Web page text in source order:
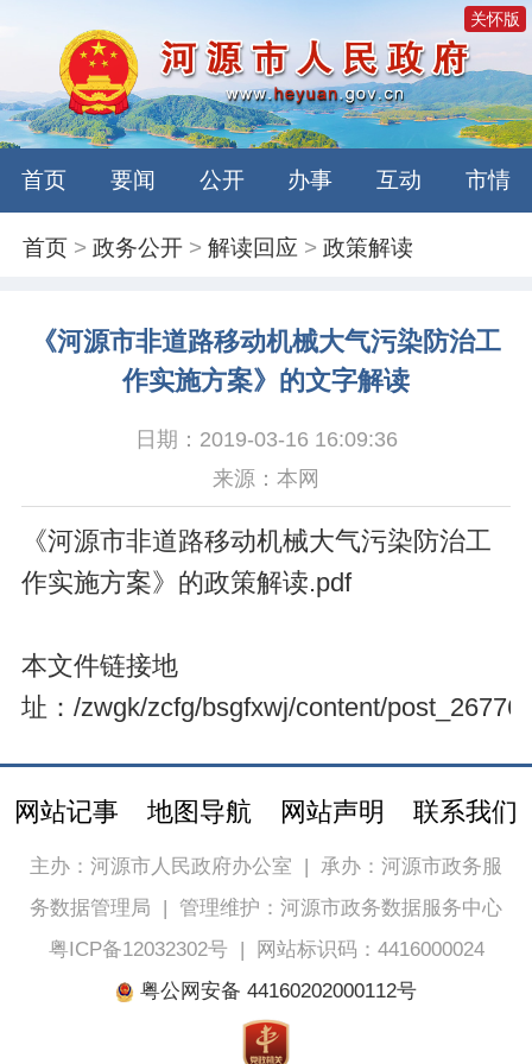
关怀版
首页 要闻 公开 办事 互动 市情
首页 >政务公开 >解读回应 >政策解读
《河源市非道路移动机械大气污染防治工
作实施方案》的文字解读
日期：2019-03-16 16:09:36
来源：本网
《河源市非道路移动机械大气污染防治工
作实施方案》的政策解读.pdf
本文件链接地
址： /zwgk/zcfg/bsgfxwj/content/
网站记事 地图导航 网站声明 联系我们
主办：河源市人民政府办公室 | 承办：河源市政务服
务数据管理局 | 管理维护：河源市政务数据服务中心
粤ICP备12032302号|
网站标识码：4416000024
粤公网安备 44160202000112号